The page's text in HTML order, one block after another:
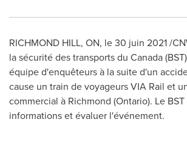
RICHMOND HILL, ON, le 30 juin 2021 /
la sécurité des transports du Canada
équipe d'enquêteurs à la suite d'un
cause un train de voyageurs VIA Rail et
commercial à Richmond (Ontario). Le
informations et évaluer l'événement.